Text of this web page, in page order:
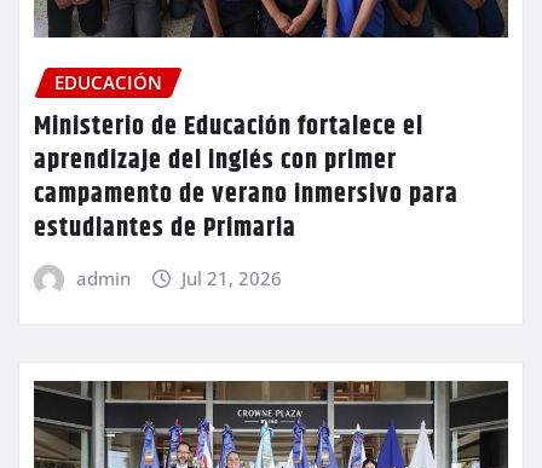
EDUCACIÓN
Ministerio de Educación fortalece el
aprendizaje del inglés con primer
campamento de verano inmersivo para
estudiantes de Primaria
admin Jul 21, 2026